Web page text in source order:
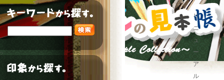
リ
ニ
ュ
ー
ア
ル